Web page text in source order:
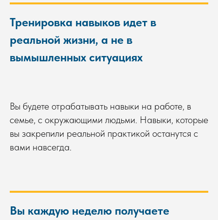
Тренировка навыков идет в
реальной жизни, а не в
вымышленных ситуациях
Вы будете отрабатывать навыки на работе, в
семье, с окружающими людьми. Навыки, которые
вы закрепили реальной практикой останутся с
вами навсегда.
Вы каждую неделю получаете